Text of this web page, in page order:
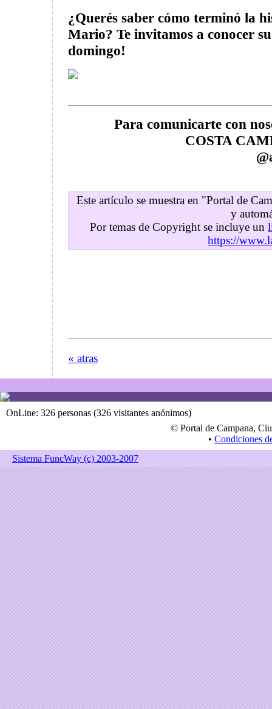
¿Querés saber cómo terminó la
Mario? Te invitamos a conocer
domingo!
Para comunicarte con
COSTA
Este artículo se muestra en "Portal de
y
Por temas de Copyright se incluye un
https://
« atras
OnLine: 326 personas (326 visitantes anónimos)
© Portal de Campana,
• Condiciones
Sistema FuncWay (c) 2003-2007